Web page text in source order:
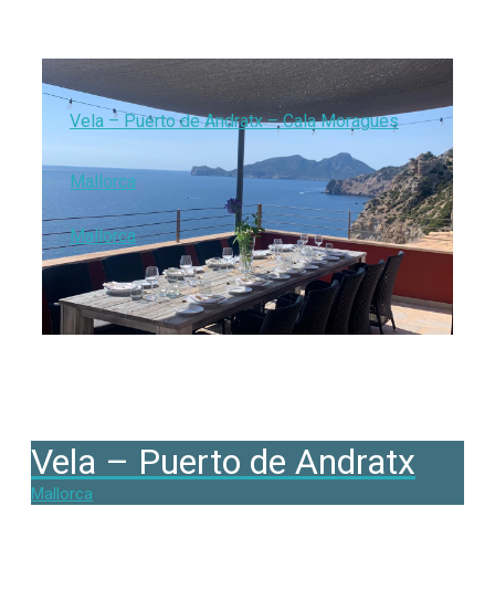
Vela – Puerto de Andratx – Cala Moragues
Mallorca
Mallorca
Vela – Puerto de Andratx
Mallorca